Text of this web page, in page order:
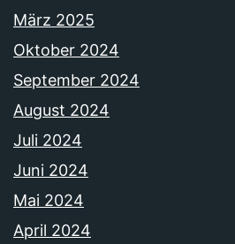
März 2025
Oktober 2024
September 2024
August 2024
Juli 2024
Juni 2024
Mai 2024
April 2024